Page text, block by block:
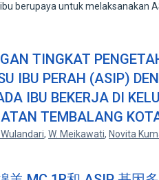
berupaya untuk melaksanakan
TINGKAT
IBU PERAH (ASIP)
IBU BEKERJA DI
TEMBALANG
,W. Meikawati, Novita